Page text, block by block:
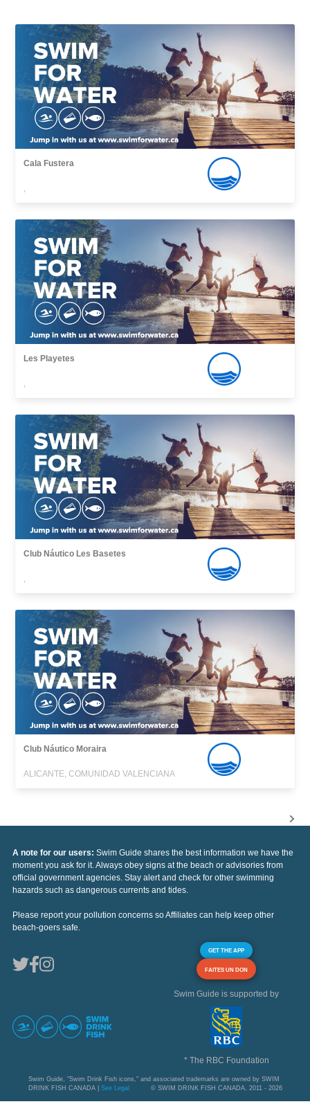
Cala Fustera
,
Les Playetes
,
Club Náutico Les Basetes
,
Club Náutico Moraira
ALICANTE, COMUNIDAD VALENCIANA
A note for our users: Swim Guide shares the best information we have the
moment you ask for it. Always obey signs at the beach or advisories from
official government agencies. Stay alert and check for other swimming
hazards such as dangerous currents and tides.
Please report your pollution concerns so Affiliates can help keep other
beach-goers safe.
GET THE APP
FAITES UN DON
Swim Guide is supported by
* The RBC Foundation
Swim Guide, "Swim Drink Fish icons," and associated trademarks are owned by SWIM
DRINK FISH CANADA | See Legal © SWIM DRINK FISH CANADA, 2011 - 2026